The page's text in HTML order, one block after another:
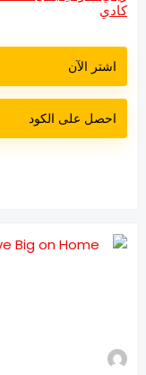
اشتر الآن
احصل على الكود